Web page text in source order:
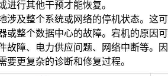
行其他干预才能恢复。
涉及整个系统或网络的停机状态。这可
或整个数据中心的故障。宕机的原因可
故障、电力供应问题、网络中断等。因
要更复杂的诊断和修复过程。